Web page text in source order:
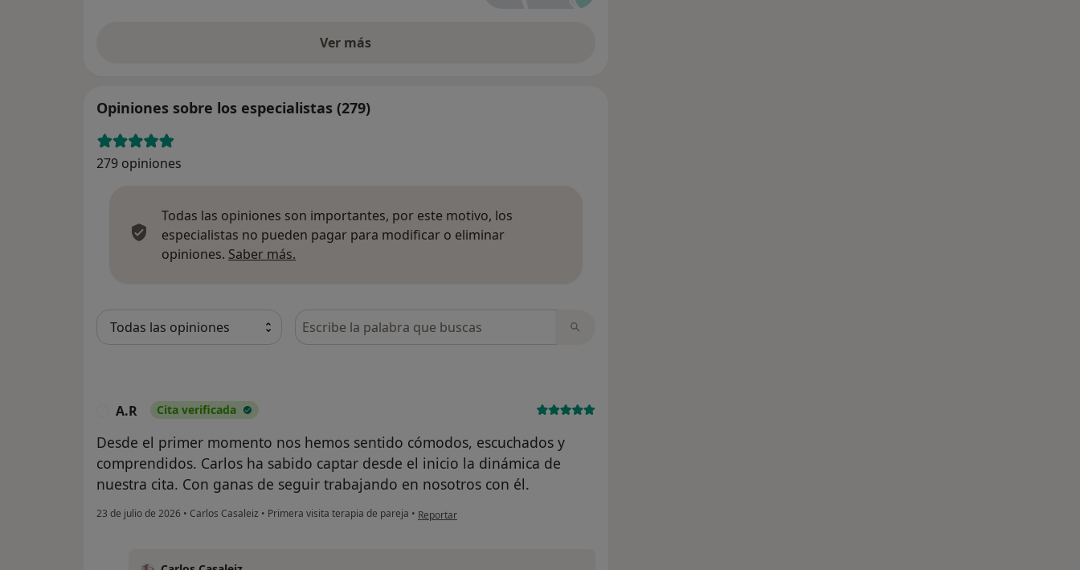
Ver más
Opiniones sobre los especialistas (279)
279 opiniones
Todas las opiniones son importantes, por este motivo, los
especialistas no pueden pagar para modificar o eliminar
opiniones. Saber más.
Busca en opiniones
A.R Cita verificada
Desde el primer momento nos hemos sentido cómodos, escuchados y
comprendidos. Carlos ha sabido captar desde el inicio la dinámica de
nuestra cita. Con ganas de seguir trabajando en nosotros con él.
23 de julio de 2026 • Carlos Casaleiz • Primera visita terapia de pareja • en opinión del usuario A.R
Reportar